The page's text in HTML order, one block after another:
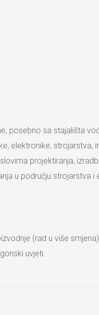
posebno sa stajališta
elektronike, strojarstva,
projektiranja,
u području strojarstva
(rad u više
uvjeti.